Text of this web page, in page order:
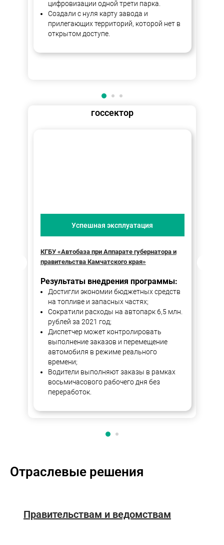
цифровизации одной трети парка.
Создали с нуля карту завода и
прилегающих территорий, которой нет в
открытом доступе.
госсектор
Успешная эксплуатация
КГБУ «Автобаза при Аппарате губернатора и
правительства Камчатского края»
Результаты внедрения программы:
Достигли экономии бюджетных средств
на топливе и запасных частях;
Сократили расходы на автопарк 6,5 млн.
рублей за 2021 год;
Диспетчер может контролировать
выполнение заказов и перемещение
автомобиля в режиме реального
времени;
Водители выполняют заказы в рамках
восьмичасового рабочего дня без
переработок.
Отраслевые решения
Правительствам и ведомствам